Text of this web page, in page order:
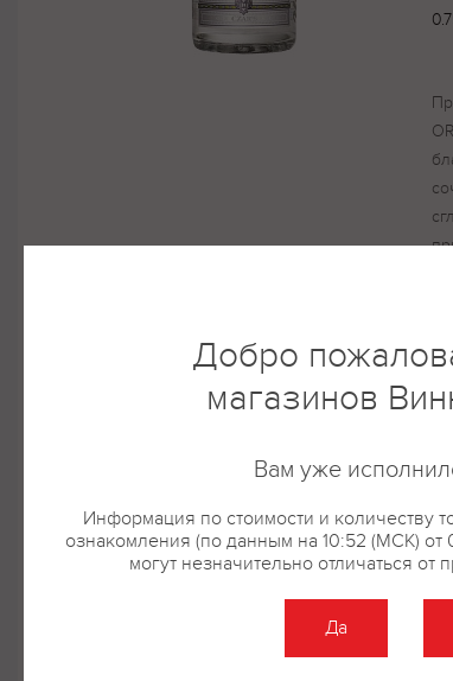
Добро
магазинов
Вам уже
Информация по стоимости и количеству
ознакомления (по данным на 10:52 (МСК)
могут незначительно отличаться от
Да